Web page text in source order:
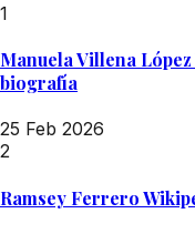
1
Manuela Villena
biografía
25 Feb 2026
2
Ramsey Ferrero